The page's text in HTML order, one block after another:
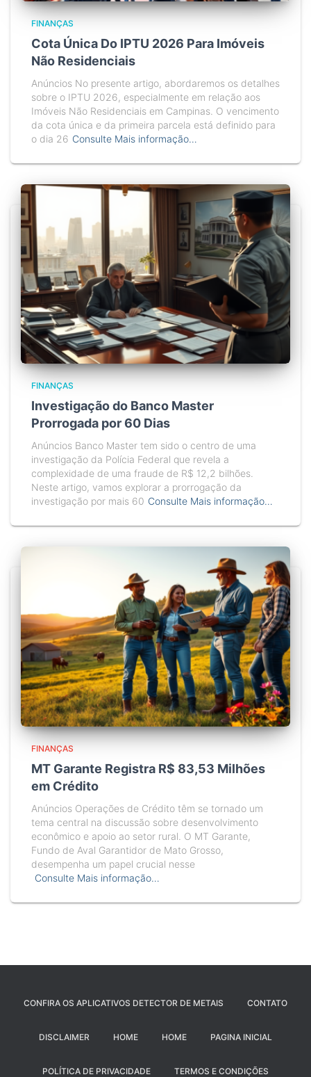
FINANÇAS
Cota Única Do IPTU 2026 Para Imóveis
Não Residenciais
Anúncios No presente artigo, abordaremos os detalhes
sobre o IPTU 2026, especialmente em relação aos
Imóveis Não Residenciais em Campinas. O vencimento
da cota única e da primeira parcela está definido para
o dia 26 Consulte Mais informação…
FINANÇAS
Investigação do Banco Master
Prorrogada por 60 Dias
Anúncios Banco Master tem sido o centro de uma
investigação da Polícia Federal que revela a
complexidade de uma fraude de R$ 12,2 bilhões.
Neste artigo, vamos explorar a prorrogação da
investigação por mais 60 Consulte Mais informação…
FINANÇAS
MT Garante Registra R$ 83,53 Milhões
em Crédito
Anúncios Operações de Crédito têm se tornado um
tema central na discussão sobre desenvolvimento
econômico e apoio ao setor rural. O MT Garante,
Fundo de Aval Garantidor de Mato Grosso,
desempenha um papel crucial nesse
Consulte Mais informação…
CONFIRA OS APLICATIVOS DETECTOR DE METAIS CONTATO
DISCLAIMER HOME HOME PAGINA INICIAL
POLÍTICA DE PRIVACIDADE TERMOS E CONDIÇÕES